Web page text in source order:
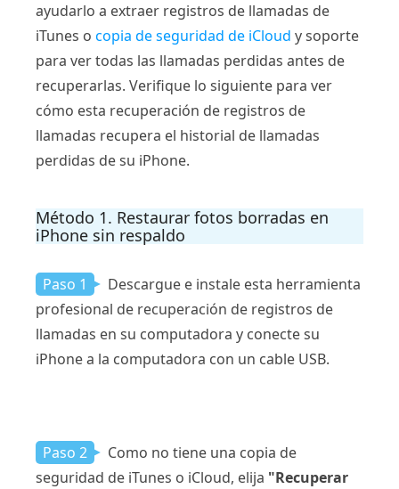
ayudarlo a extraer registros de llamadas de
iTunes o copia de seguridad de iCloud y soporte
para ver todas las llamadas perdidas antes de
recuperarlas. Verifique lo siguiente para ver
cómo esta recuperación de registros de
llamadas recupera el historial de llamadas
perdidas de su iPhone.
Método 1. Restaurar fotos borradas en
iPhone sin respaldo
Paso 1
Descargue e instale esta herramienta
profesional de recuperación de registros de
llamadas en su computadora y conecte su
iPhone a la computadora con un cable USB.
Paso 2
Como no tiene una copia de
seguridad de iTunes o iCloud, elija "Recuperar